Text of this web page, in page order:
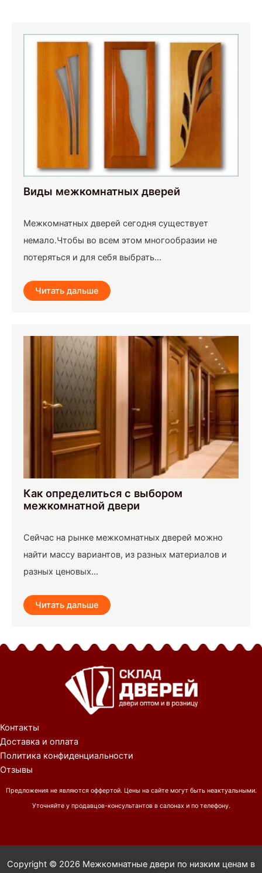
Виды межкомнатных дверей
Межкомнатных дверей сегодня существует
немало.Чтобы во всем этом многообразии не
потеряться и для себя выбрать...
Читать дальше
Как определиться с выбором
межкомнатной двери
Сейчас на рынке межкомнатных дверей можно
найти массу вариантов, из разных материалов и
разных ценовых...
Читать дальше
Контакты
Доставка и оплата
Политика конфиденциальности
Отзывы
Предложения не являются оффертой. Цены на сайте могут быть неактуальными.
Уточняйте у продавцов-консультантов в салонах и по телефону.
Copyright © 2026 Межкомнатные двери по низким ценам в